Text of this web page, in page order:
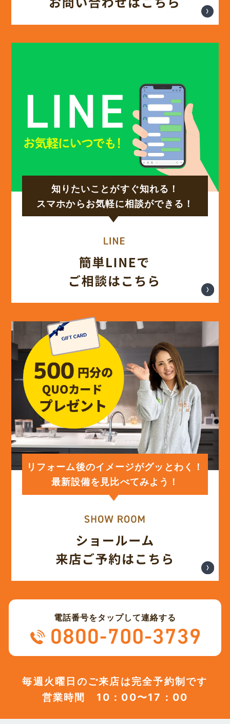
2025年2月 (13)
2024年11月 (14)
2024年9月 (17)
(17)
2024年5月 (13)
2024年4月
2024年3月 (12)
2024年2月 (12)
2024年1月 (12)
2023年12月 (12)
2023年10月 (12)
2023年8月 (12)
2023年6月 (12)
知りたいことがすぐ知れる！
スマホからお気軽に相談ができる！
リフォーム後のイメージがグッとわく！
最新設備を見比べてみよう！
電話番号をタップして連絡する
毎週火曜日のご来店は完全予約制です
営業時間 10：00〜17：00